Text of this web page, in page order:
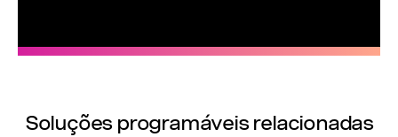
Soluções programáveis relacionadas